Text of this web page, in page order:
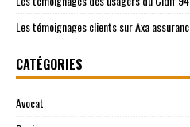
Les témoignages clients sur Axa
CATÉGORIES
Avocat